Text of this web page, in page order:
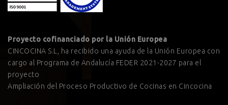
Proyecto cofinanciado por la Unión Europea
CINCOCINA S.L, ha recibido una ayuda de la Unión Europea con
cargo al Programa de Andalucía FEDER 2021-2027 para el
proyecto
Ampliación del Proceso Productivo de Cocinas en Cincocina